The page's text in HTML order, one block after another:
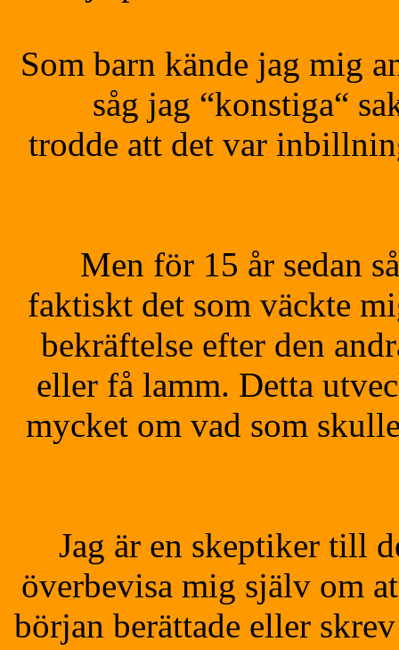
Som barn kände jag mig
såg jag “konstiga“
trodde att det var
Men för 15 år sedan
faktiskt det som väckte
bekräftelse efter den
eller få lamm. Detta
mycket om vad som
Jag är en skeptiker till
överbevisa mig själv om
början berättade eller